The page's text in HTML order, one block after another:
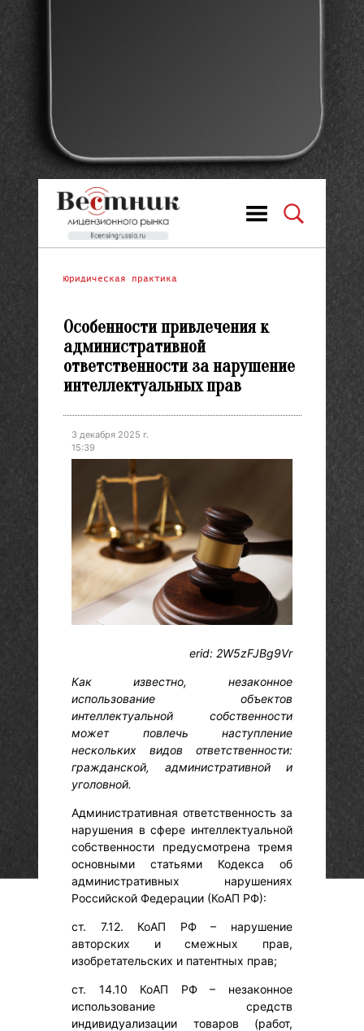
Юридическая практика
Особенности привлечения к
административной
ответственности за нарушение
интеллектуальных прав
3 декабря 2025 г.
15:39
erid: 2W5zFJBg9Vr
Как известно, незаконное
использование объектов
интеллектуальной собственности
может повлечь наступление
нескольких видов ответственности:
гражданской, административной и
уголовной.
Административная ответственность за
нарушения в сфере интеллектуальной
собственности предусмотрена тремя
основными статьями Кодекса об
административных нарушениях
Российской Федерации (КоАП РФ):
ст. 7.12. КоАП РФ – нарушение
авторских и смежных прав,
изобретательских и патентных прав;
ст. 14.10 КоАП РФ – незаконное
использование средств
индивидуализации товаров (работ,